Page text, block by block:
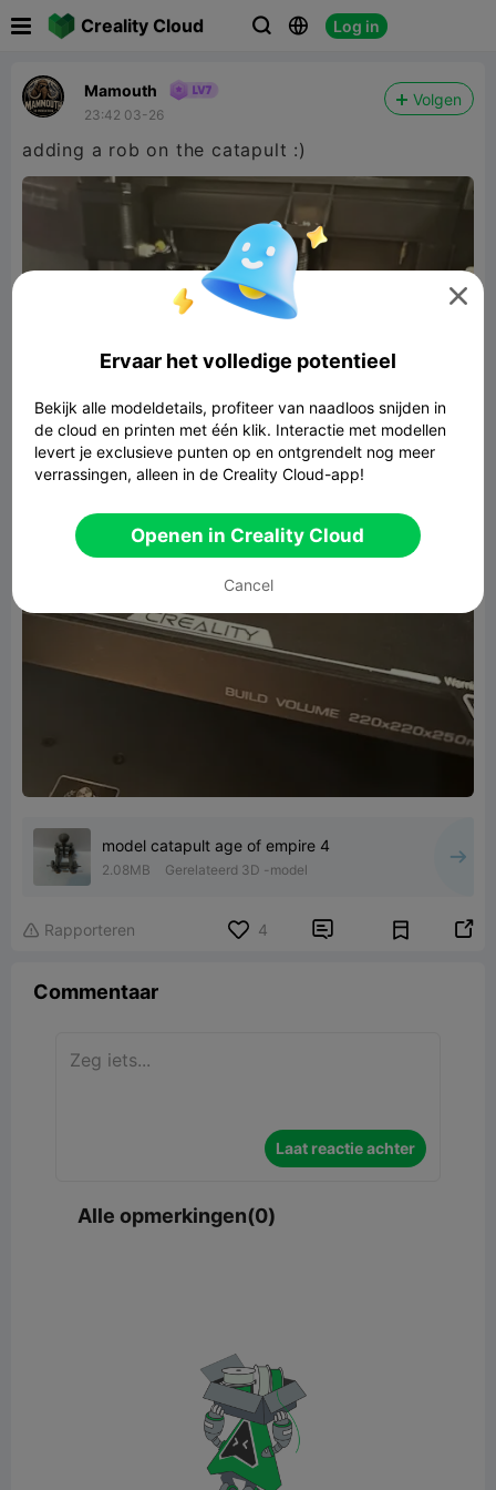
Creality Cloud   Log in
Mamouth
23:42 03-26
Volgen
adding a rob on the catapult :)
model catapult age of empire 4
2.08MB Gerelateerd 3D -model
 Rapporteren 4  
Commentaar
Laat reactie achter
Alle opmerkingen(0)

Ervaar het volledige potentieel
Bekijk alle modeldetails, profiteer van naadloos snijden in
de cloud en printen met één klik. Interactie met modellen
levert je exclusieve punten op en ontgrendelt nog meer
verrassingen, alleen in de Creality Cloud-app!
Openen in Creality Cloud
Cancel